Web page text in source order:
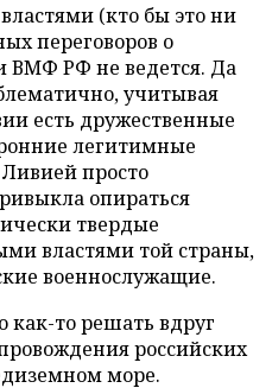
(кто бы это ни
переговоров о
ВМФ РФ не ведется. Да
учитывая
есть дружественные
легитимные
просто
опираться
твердые
властями той страны,
военнослужащие.
как-то решать вдруг
российских
море.